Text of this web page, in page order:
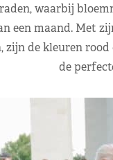
waarbij
een maand. Met
zijn de kleuren
de